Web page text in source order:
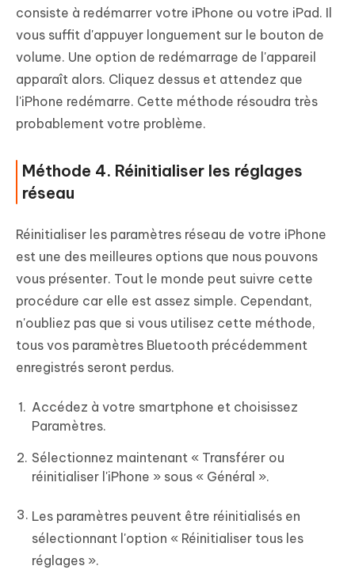
consiste à redémarrer votre iPhone ou votre iPad. Il
vous suffit d'appuyer longuement sur le bouton de
volume. Une option de redémarrage de l'appareil
apparaît alors. Cliquez dessus et attendez que
l'iPhone redémarre. Cette méthode résoudra très
probablement votre problème.
Méthode 4. Réinitialiser les réglages
réseau
Réinitialiser les paramètres réseau de votre iPhone
est une des meilleures options que nous pouvons
vous présenter. Tout le monde peut suivre cette
procédure car elle est assez simple. Cependant,
n'oubliez pas que si vous utilisez cette méthode,
tous vos paramètres Bluetooth précédemment
enregistrés seront perdus.
Accédez à votre smartphone et choisissez
Paramètres.
Sélectionnez maintenant « Transférer ou
réinitialiser l'iPhone » sous « Général ».
Les paramètres peuvent être réinitialisés en
sélectionnant l'option « Réinitialiser tous les
réglages ».